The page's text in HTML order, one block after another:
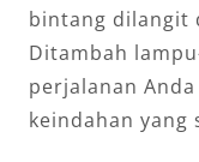
bintang dilangit
Ditambah
perjalanan
keindahan yang